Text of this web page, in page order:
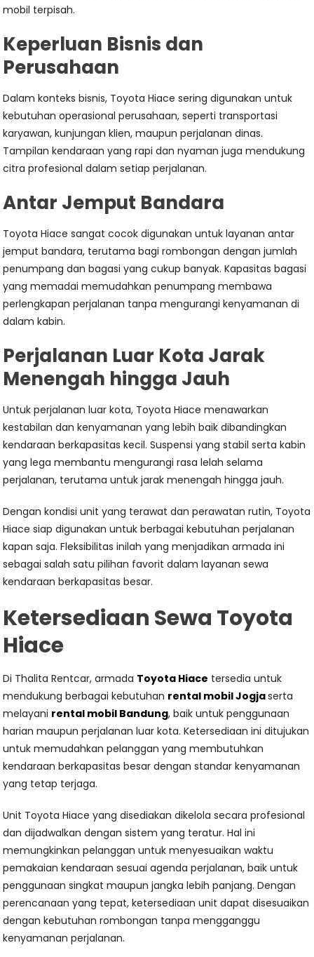
mobil terpisah.
Keperluan Bisnis dan
Perusahaan
Dalam konteks bisnis, Toyota Hiace sering digunakan untuk
kebutuhan operasional perusahaan, seperti transportasi
karyawan, kunjungan klien, maupun perjalanan dinas.
Tampilan kendaraan yang rapi dan nyaman juga mendukung
citra profesional dalam setiap perjalanan.
Antar Jemput Bandara
Toyota Hiace sangat cocok digunakan untuk layanan antar
jemput bandara, terutama bagi rombongan dengan jumlah
penumpang dan bagasi yang cukup banyak. Kapasitas bagasi
yang memadai memudahkan penumpang membawa
perlengkapan perjalanan tanpa mengurangi kenyamanan di
dalam kabin.
Perjalanan Luar Kota Jarak
Menengah hingga Jauh
Untuk perjalanan luar kota, Toyota Hiace menawarkan
kestabilan dan kenyamanan yang lebih baik dibandingkan
kendaraan berkapasitas kecil. Suspensi yang stabil serta kabin
yang lega membantu mengurangi rasa lelah selama
perjalanan, terutama untuk jarak menengah hingga jauh.
Dengan kondisi unit yang terawat dan perawatan rutin, Toyota
Hiace siap digunakan untuk berbagai kebutuhan perjalanan
kapan saja. Fleksibilitas inilah yang menjadikan armada ini
sebagai salah satu pilihan favorit dalam layanan sewa
kendaraan berkapasitas besar.
Ketersediaan Sewa Toyota
Hiace
Di Thalita Rentcar, armada Toyota Hiace tersedia untuk
mendukung berbagai kebutuhan rental mobil Jogjaserta
melayani rental mobil Bandung, baik untuk penggunaan
harian maupun perjalanan luar kota. Ketersediaan ini ditujukan
untuk memudahkan pelanggan yang membutuhkan
kendaraan berkapasitas besar dengan standar kenyamanan
yang tetap terjaga.
Unit Toyota Hiace yang disediakan dikelola secara profesional
dan dijadwalkan dengan sistem yang teratur. Hal ini
memungkinkan pelanggan untuk menyesuaikan waktu
pemakaian kendaraan sesuai agenda perjalanan, baik untuk
penggunaan singkat maupun jangka lebih panjang. Dengan
perencanaan yang tepat, ketersediaan unit dapat disesuaikan
dengan kebutuhan rombongan tanpa mengganggu
kenyamanan perjalanan.